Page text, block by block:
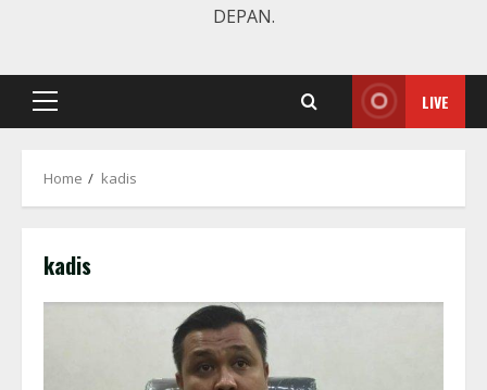
DEPAN.
Primary
LIVE
Home kadis
kadis